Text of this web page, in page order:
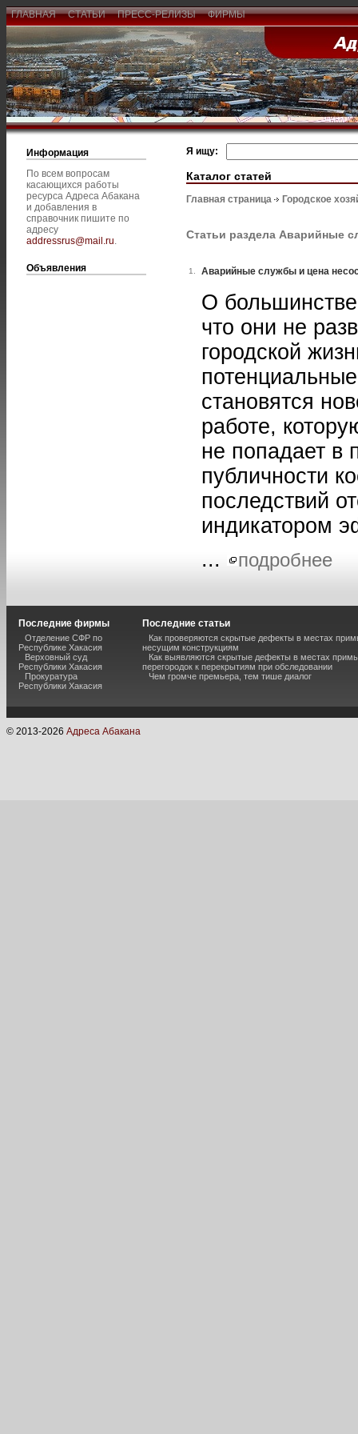
ГЛАВНАЯ СТАТЬИ ПРЕСС-РЕЛИЗЫ ФИРМЫ
Информация
По всем вопросам
касающихся работы
ресурса Адреса Абакана
и добавления в
справочник пишите по
адресу
addressrus@mail.ru.
Объявления
Я ищу:
Каталог статей
Главная страница Городское
Статьи раздела Аварийные
1. Аварийные службы и цена
О
что они не
городской
становятся
работе,
не попадает в
публичности
последствий
индикатором
...
подробнее
Последние фирмы
Отделение СФР по
Республике Хакасия
Верховный суд
Республики Хакасия
Прокуратура
Республики Хакасия
Последние статьи
Как проверяются скрытые дефекты в местах
несущим конструкциям
Как выявляются скрытые дефекты в местах
перегородок к перекрытиям при обследовании
Чем громче премьера, тем тише диалог
© 2013-2026 Адреса Абакана